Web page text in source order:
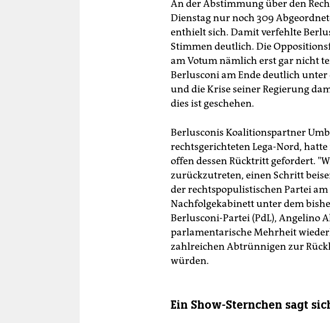
An der Abstimmung über den
Dienstag nur noch 309
enthielt sich. Damit verfehlte
Stimmen deutlich. Die
am Votum nämlich erst gar nicht
Berlusconi am Ende deutlich
und die Krise seiner Regierung
dies ist geschehen.
Berlusconis Koalitionspartner
rechtsgerichteten Lega-Nord,
offen dessen Rücktritt gefordert.
zurückzutreten, einen Schritt
der rechtspopulistischen Partei
Nachfolgekabinett unter dem
Berlusconi-Partei (PdL), Angelino
parlamentarische Mehrheit
zahlreichen Abtrünnigen zur
würden.
Ein Show-Sternchen sagt